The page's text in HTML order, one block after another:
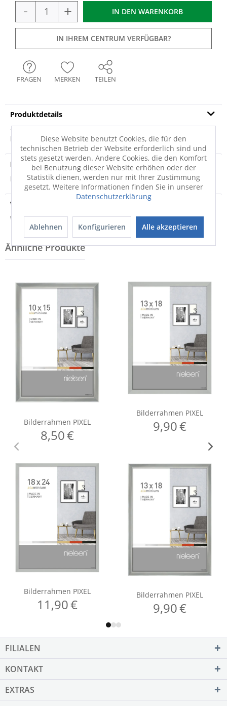
- + IN DEN WARENKORB
IN IHREM CENTRUM VERFÜGBAR?
FRAGEN MERKEN TEILEN
Produktdetails
· silber matt · Rahmenmaterial: Aluminium ·
Rückwandmaterial: MDF · Art des Rahmens: Wand-...
Produktsicherheit
Produktsicherheit
Versandinfo
Weitere Informationen zum Versand...
FILIALEN
KONTAKT
EXTRAS
Diese Website benutzt Cookies, die für den
technischen Betrieb der Website erforderlich sind und
stets gesetzt werden. Andere Cookies, die den Komfort
bei Benutzung dieser Website erhöhen oder der
Statistik dienen, werden nur mit Ihrer Zustimmung
gesetzt. Weitere Informationen finden Sie in unserer
Datenschutzerklärung
Ablehnen Konfigurieren Alle akzeptieren